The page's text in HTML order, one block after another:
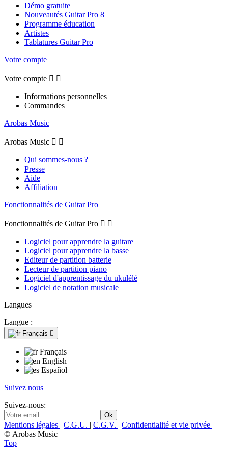
Démo gratuite
Nouveautés Guitar Pro 8
Programme éducation
Artistes
Tablatures Guitar Pro
Votre compte
Votre compte  
Informations personnelles
Commandes
Arobas Music
Arobas Music  
Qui sommes-nous ?
Presse
Aide
Affiliation
Fonctionnalités de Guitar Pro
Fonctionnalités de Guitar Pro  
Logiciel pour apprendre la guitare
Logiciel pour apprendre la basse
Editeur de partition batterie
Lecteur de partition piano
Logiciel d'apprentissage du ukulélé
Logiciel de notation musicale
Langues
Langue :
Français 
Français
English
Español
Suivez nous
Suivez-nous:
Mentions légales | C.G.U. | C.G.V. | Confidentialité et vie privée |
© Arobas Music
Top